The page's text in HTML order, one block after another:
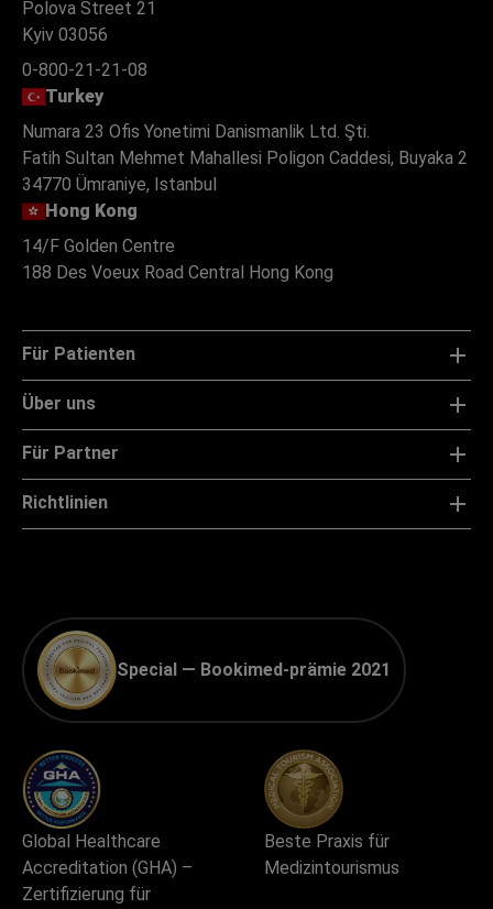
Polova Street 21
Kyiv 03056
0-800-21-21-08
Turkey
Numara 23 Ofis Yonetimi Danismanlik Ltd. Şti.
Fatih Sultan Mehmet Mahallesi Poligon Caddesi, Buyaka 2
34770 Ümraniye, Istanbul
Hong Kong
14/F Golden Centre
188 Des Voeux Road Central Hong Kong
Für Patienten
Über uns
Für Partner
Richtlinien
Special — Bookimed-prämie 2021
Global Healthcare
Accreditation (GHA) –
Zertifizierung für
Beste Praxis für
Medizintourismus